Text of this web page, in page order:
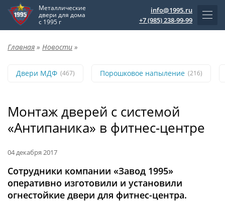
Металлические
двери для дома
с 1995 г
info@1995.ru
+7 (985) 238-99-99
Главная » Новости »
Двери МДФ (467) Порошковое напыление (216)
Монтаж дверей с системой
«Антипаника» в фитнес-центре
04 декабря 2017
Сотрудники компании «Завод 1995»
оперативно изготовили и установили
огнестойкие двери для фитнес-центра.